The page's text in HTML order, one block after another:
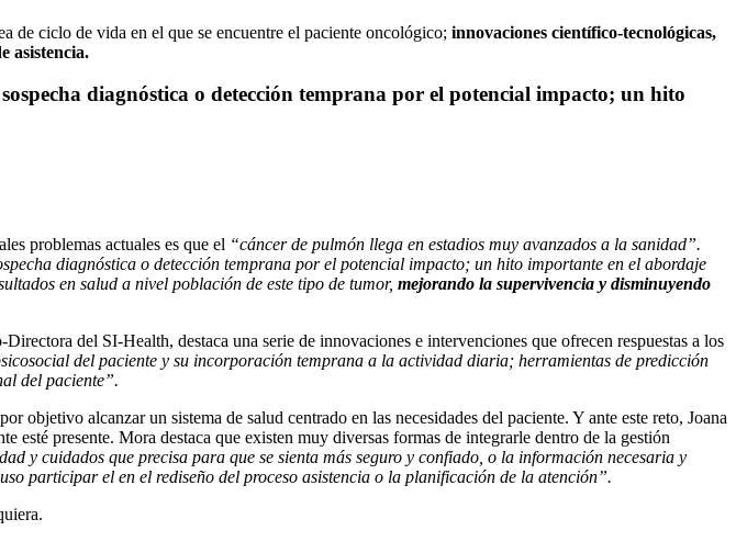
de ciclo de vida en el que se encuentre el paciente oncológico; innovaciones científico-tecnológicas,
asistencia.
diagnóstica o detección temprana por el potencial impacto; un hito
problemas actuales es que el “cáncer de pulmón llega en estadios muy avanzados a la sanidad”.
diagnóstica o detección temprana por el potencial impacto; un hito importante en el abordaje
en salud a nivel población de este tipo de tumor, mejorando la supervivencia y disminuyendo
del SI-Health, destaca una serie de innovaciones e intervenciones que ofrecen respuestas a los
del paciente y su incorporación temprana a la actividad diaria; herramientas de predicción
del paciente”.
objetivo alcanzar un sistema de salud centrado en las necesidades del paciente. Y ante este reto, Joana
esté presente. Mora destaca que existen muy diversas formas de integrarle dentro de la gestión
y cuidados que precisa para que se sienta más seguro y confiado, o la información necesaria y
participar el en el rediseño del proceso asistencia o la planificación de la atención”.